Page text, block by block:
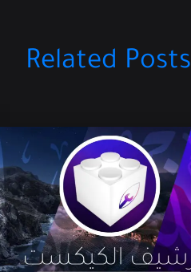
Related Posts